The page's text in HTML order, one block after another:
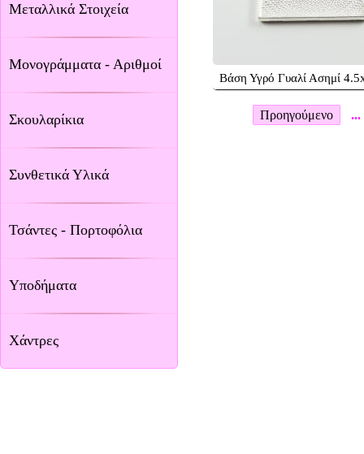
Μεταλλικά Στοιχεία
Μονογράμματα - Αριθμοί
Σκουλαρίκια
Συνθετικά Υλικά
Τσάντες - Πορτοφόλια
Υποδήματα
Χάντρες
Βάση Υγρό Γυαλί Ασημί
Προηγούμενο ...